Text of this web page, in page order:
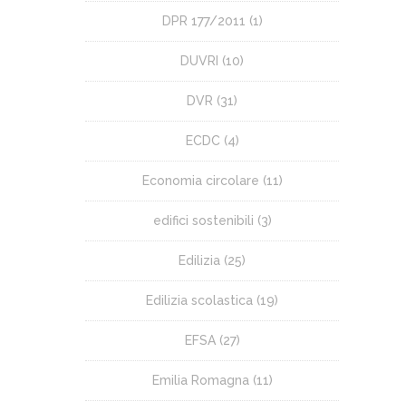
DPR 177/2011 (1)
DUVRI (10)
DVR (31)
ECDC (4)
Economia circolare (11)
edifici sostenibili (3)
Edilizia (25)
Edilizia scolastica (19)
EFSA(27)
Emilia Romagna (11)